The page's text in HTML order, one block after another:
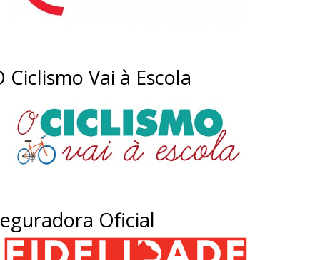
Ciclismo Vai à Escola
Oficial